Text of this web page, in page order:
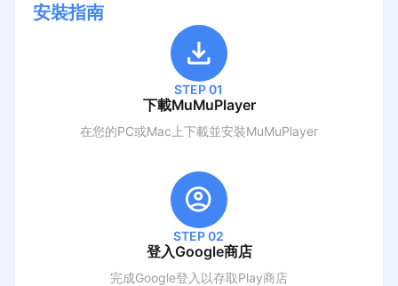
安裝指南
STEP 01
下載MuMuPlayer
在您的PC或Mac上下載並安裝MuMuPlayer
STEP 02
登入Google商店
完成Google登入以存取Play商店